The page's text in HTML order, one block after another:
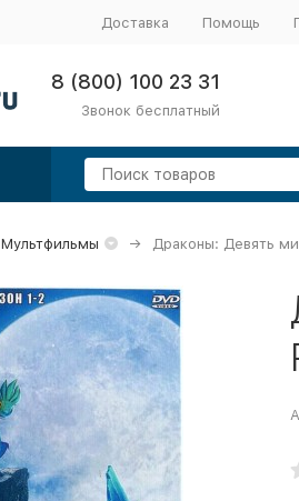
Доставка Помощь
8 (800) 100 23 31
Звонок бесплатный
Мультфильмы Драконы: Девять